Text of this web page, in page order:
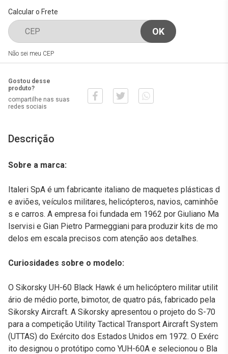
Calcular o Frete
Não sei meu CEP
Gostou desse
produto?
compartilhe nas suas
redes sociais
Descrição
Sobre a marca:
Italeri SpA é um fabricante italiano de maquetes plásticas d
e aviões, veículos militares, helicópteros, navios, caminhõe
s e carros. A empresa foi fundada em 1962 por Giuliano Ma
lservisi e Gian Pietro Parmeggiani para produzir kits de mo
delos em escala precisos com atenção aos detalhes.
Curiosidades sobre o modelo:
O Sikorsky UH-60 Black Hawk é um helicóptero militar utilit
ário de médio porte, bimotor, de quatro pás, fabricado pela
Sikorsky Aircraft. A Sikorsky apresentou o projeto do S-70
para a competição Utility Tactical Transport Aircraft System
(UTTAS) do Exército dos Estados Unidos em 1972. O Exérc
ito designou o protótipo como YUH-60A e selecionou o Bla